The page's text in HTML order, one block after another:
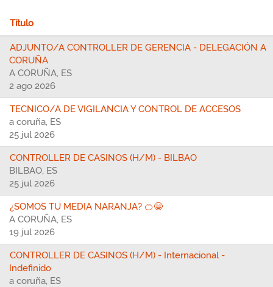
Título
ADJUNTO/A CONTROLLER DE GERENCIA - DELEGACIÓN A
CORUÑA
A CORUÑA, ES
2 ago 2026
TECNICO/A DE VIGILANCIA Y CONTROL DE ACCESOS
a coruña, ES
25 jul 2026
CONTROLLER DE CASINOS (H/M) - BILBAO
BILBAO, ES
25 jul 2026
¿SOMOS TU MEDIA NARANJA? 🍊😁
A CORUÑA, ES
19 jul 2026
CONTROLLER DE CASINOS (H/M) - Internacional -
Indefinido
a coruña, ES